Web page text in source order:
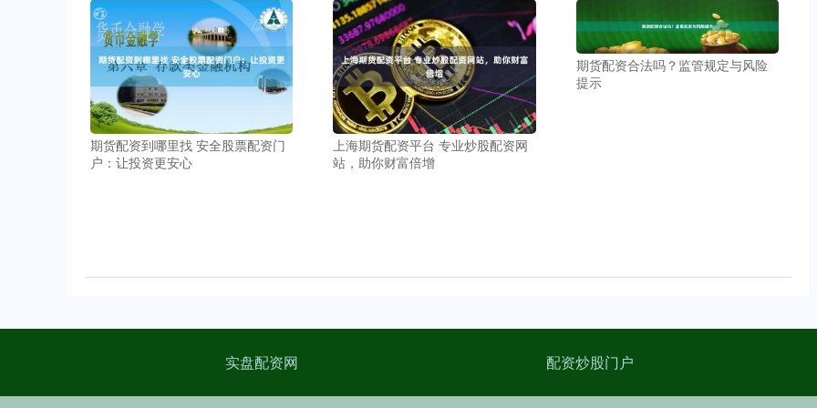
期货配资到哪里找 安全股票配资门
户：让投资更安心
上海期货配资平台 专业炒股配资网
站，助你财富倍增
期货配资合法吗？监管规定与风险
提示
实盘配资网 配资炒股门户